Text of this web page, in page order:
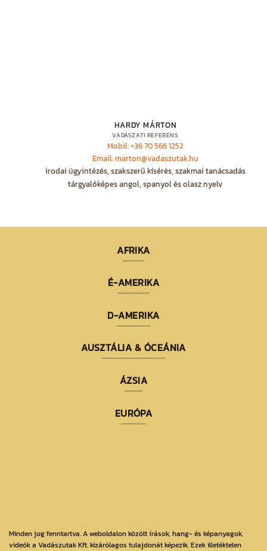
HARDY MÁRTON
VADÁSZATI REFERENS
Mobil: +36 70 566 1252
Email: marton@vadaszutak.hu
irodai ügyintézés, szakszerű kísérés, szakmai tanácsadás
tárgyalóképes angol, spanyol és olasz nyelv
AFRIKA
É-AMERIKA
D-AMERIKA
AUSZTÁLIA & ÓCEÁNIA
ÁZSIA
EURÓPA
Minden jog fenntartva. A weboldalon közölt írások, hang- és képanyagok,
videók a Vadászutak Kft. kizárólagos tulajdonát képezik. Ezek illetéktelen